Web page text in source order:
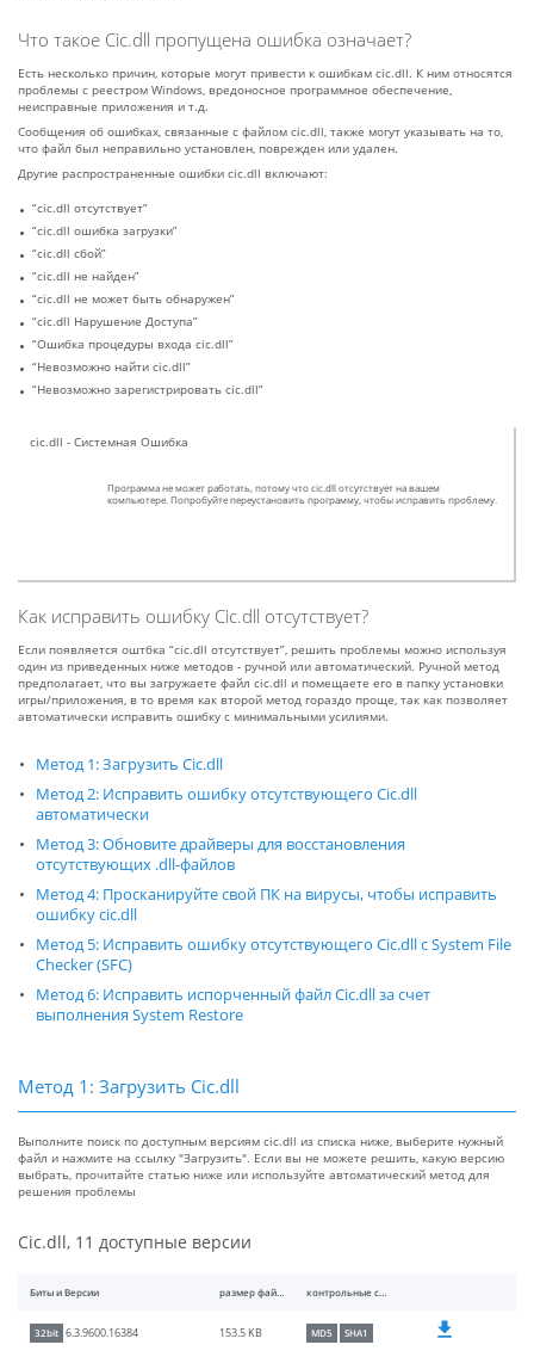
Что такое Cic.dll пропущена ошибка означает?
Есть несколько причин, которые могут привести к ошибкам cic.dll. К ним относятся
проблемы с реестром Windows, вредоносное программное обеспечение,
неисправные приложения и т.д.
Сообщения об ошибках, связанные с файлом cic.dll, также могут указывать на то,
что файл был неправильно установлен, поврежден или удален.
Другие распространенные ошибки cic.dll включают:
“cic.dll отсутствует”
“cic.dll ошибка загрузки”
“cic.dll сбой”
“cic.dll не найден”
“cic.dll не может быть обнаружен”
“cic.dll Нарушение Доступа”
“Ошибка процедуры входа cic.dll”
“Невозможно найти cic.dll”
“Невозможно зарегистрировать cic.dll”
cic.dll - Системная Ошибка
Программа не может работать, потому что cic.dll отсутствует на вашем
компьютере. Попробуйте переустановить программу, чтобы исправить проблему.
Как исправить ошибку Cic.dll отсутствует?
Если появляется оштбка “cic.dll отсутствует”, решить проблемы можно используя
один из приведенных ниже методов - ручной или автоматический. Ручной метод
предполагает, что вы загружаете файл cic.dll и помещаете его в папку установки
игры/приложения, в то время как второй метод гораздо проще, так как позволяет
автоматически исправить ошибку с минимальными усилиями.
Метод 1: Загрузить Cic.dll
Метод 2: Исправить ошибку отсутствующего Cic.dll
автоматически
Метод 3: Обновите драйверы для восстановления
отсутствующих .dll-файлов
Метод 4: Просканируйте свой ПК на вирусы, чтобы исправить
ошибку cic.dll
Метод 5: Исправить ошибку отсутствующего Cic.dll с System File
Checker (SFC)
Метод 6: Исправить испорченный файл Cic.dll за счет
выполнения System Restore
Метод 1: Загрузить Cic.dll
Выполните поиск по доступным версиям cic.dll из списка ниже, выберите нужный
файл и нажмите на ссылку "Загрузить". Если вы не можете решить, какую версию
выбрать, прочитайте статью ниже или используйте автоматический метод для
решения проблемы
Cic.dll, 11 доступные версии
Биты и Версии размер файлы контрольные суммы
32bit 6.3.9600.16384 153.5 KB MD5 SHA1